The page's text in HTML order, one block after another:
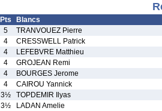
Pts
Blancs
5
TRANVOUEZ Pierre
4
CRESSWELL Patrick
4
LEFEBVRE Matthieu
4
GROJEAN Remi
4
BOURGES Jerome
4
CAIROU Yannick
3½
TOPDEMIR Ilyas
3½
LADAN Amelie